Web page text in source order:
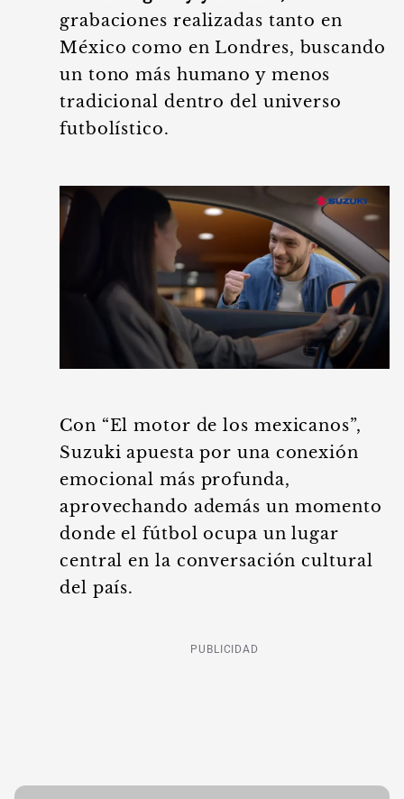
grabaciones realizadas tanto en
México como en Londres, buscando
un tono más humano y menos
tradicional dentro del universo
futbolístico.
Con “El motor de los mexicanos”,
Suzuki apuesta por una conexión
emocional más profunda,
aprovechando además un momento
donde el fútbol ocupa un lugar
central en la conversación cultural
del país.
PUBLICIDAD